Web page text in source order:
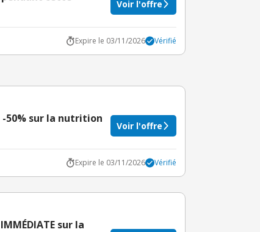
Voir l'offre
Expire le 03/11/2026 Vérifié
50% sur la nutrition
Voir l'offre
Expire le 03/11/2026 Vérifié
sur la